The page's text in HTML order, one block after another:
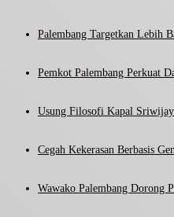
Palembang Targetkan Lebih
Pemkot Palembang Perkuat
Usung Filosofi Kapal
Cegah Kekerasan Berbasis
Wawako Palembang Dorong